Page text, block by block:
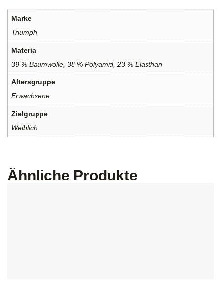
Marke
Triumph
Material
39 % Baumwolle, 38 % Polyamid, 23 % Elasthan
Altersgruppe
Erwachsene
Zielgruppe
Weiblich
Ähnliche Produkte